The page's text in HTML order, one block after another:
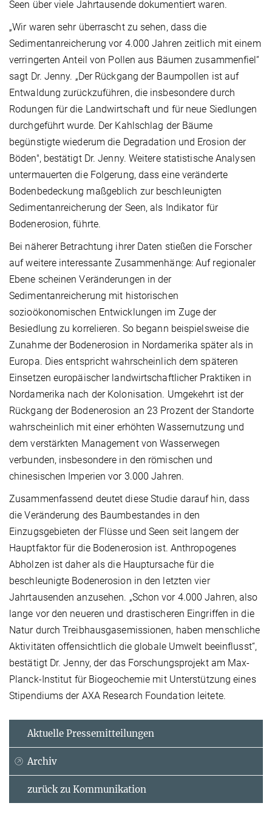
Seen über viele Jahrtausende dokumentiert waren.
„Wir waren sehr überrascht zu sehen, dass die
Sedimentanreicherung vor 4.000 Jahren zeitlich mit einem
verringerten Anteil von Pollen aus Bäumen zusammenfiel“
sagt Dr. Jenny. „Der Rückgang der Baumpollen ist auf
Entwaldung zurückzuführen, die insbesondere durch
Rodungen für die Landwirtschaft und für neue Siedlungen
durchgeführt wurde. Der Kahlschlag der Bäume
begünstigte wiederum die Degradation und Erosion der
Böden", bestätigt Dr. Jenny. Weitere statistische Analysen
untermauerten die Folgerung, dass eine veränderte
Bodenbedeckung maßgeblich zur beschleunigten
Sedimentanreicherung der Seen, als Indikator für
Bodenerosion, führte.
Bei näherer Betrachtung ihrer Daten stießen die Forscher
auf weitere interessante Zusammenhänge: Auf regionaler
Ebene scheinen Veränderungen in der
Sedimentanreicherung mit historischen
sozioökonomischen Entwicklungen im Zuge der
Besiedlung zu korrelieren. So begann beispielsweise die
Zunahme der Bodenerosion in Nordamerika später als in
Europa. Dies entspricht wahrscheinlich dem späteren
Einsetzen europäischer landwirtschaftlicher Praktiken in
Nordamerika nach der Kolonisation. Umgekehrt ist der
Rückgang der Bodenerosion an 23 Prozent der Standorte
wahrscheinlich mit einer erhöhten Wassernutzung und
dem verstärkten Management von Wasserwegen
verbunden, insbesondere in den römischen und
chinesischen Imperien vor 3.000 Jahren.
Zusammenfassend deutet diese Studie darauf hin, dass
die Veränderung des Baumbestandes in den
Einzugsgebieten der Flüsse und Seen seit langem der
Hauptfaktor für die Bodenerosion ist. Anthropogenes
Abholzen ist daher als die Hauptursache für die
beschleunigte Bodenerosion in den letzten vier
Jahrtausenden anzusehen. „Schon vor 4.000 Jahren, also
lange vor den neueren und drastischeren Eingriffen in die
Natur durch Treibhausgasemissionen, haben menschliche
Aktivitäten offensichtlich die globale Umwelt beeinflusst“,
bestätigt Dr. Jenny, der das Forschungsprojekt am Max-
Planck-Institut für Biogeochemie mit Unterstützung eines
Stipendiums der AXA Research Foundation leitete.
Aktuelle Pressemitteilungen
Archiv
zurück zu Kommunikation